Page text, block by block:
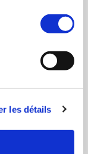
les détails
EN SAVOIR PLUS
EN SAVOIR PLUS